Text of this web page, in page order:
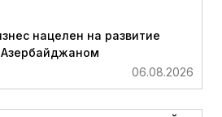
нацелен на развитие
Азербайджаном
06.08.2026